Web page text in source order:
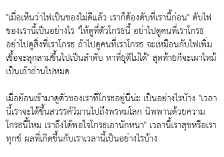
"เมื่อเห็นว่าไฟเป็นของไม่ดีแล้ว เราก็ต้องดับที่เรานี้ก่อน"ดับไฟ
ของเรานี้เป็นอย่างไร "ให้ดูที่ตัวโกรธนี้ อย่าไปดูคนที่เราโกรธ
อย่าไปดูสิ่งที่เราโกรธ ถ้าไปดูคนที่เราโกรธ จะเหมือนกับไฟเพิ่ม
เชื้อจะลุกลามขึ้นไปเป็นลำดับ หาที่ยุติไม่ได้"สุดท้ายก็จะเผาไหม้
เป็นเถ้าถ่านไปหมด
เมื่อย้อนเข้ามาดูตัวของเราที่โกรธอยู่นี่น่ะ เป็นอย่างไรบ้าง "เวลา
นี้เราจะได้ขึ้นสวรรค์วิมานไปถึงพรหมโลก นิพพานด้วยความ
โกรธนี้ไหม เราถึงได้พอใจโกรธเอานักหนา" เวลานี้เราสุขหรือเรา
ทุกข์ ผลที่เกิดขึ้นกับเราเวลานี้เป็นอย่างไรบ้าง